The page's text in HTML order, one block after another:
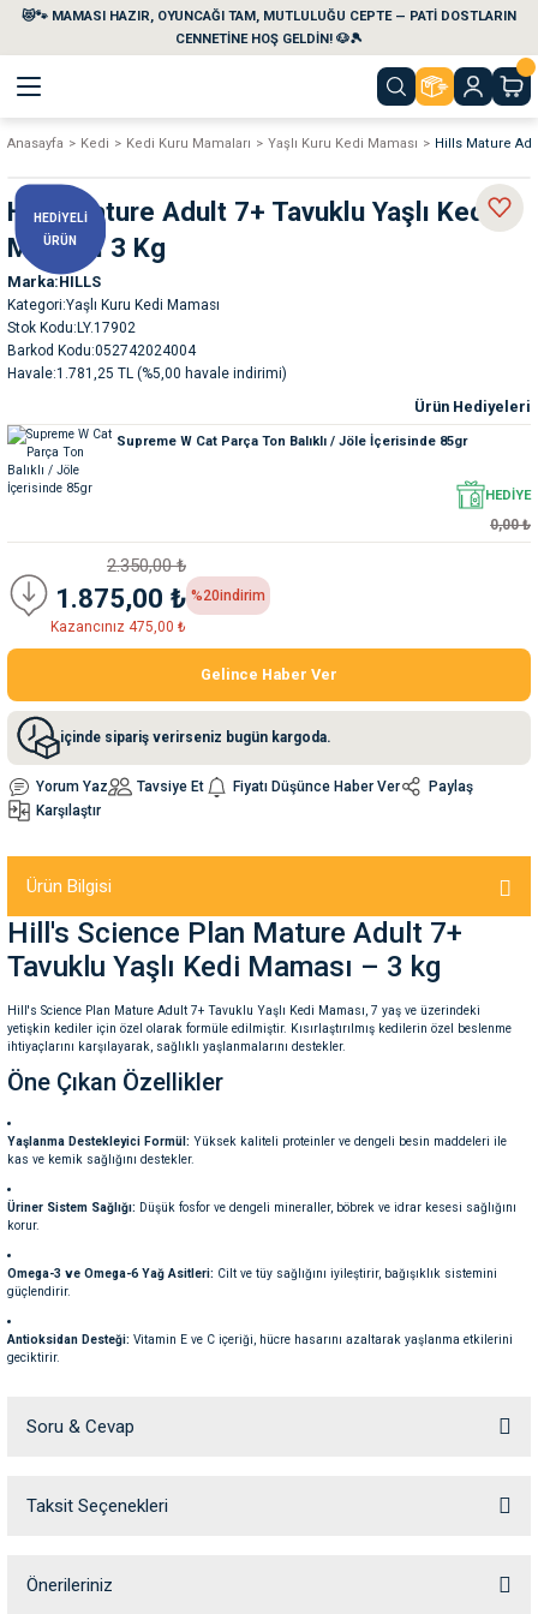
😻🐾 MAMASI HAZIR, OYUNCAĞI TAM, MUTLULUĞU CEPTE — PATİ DOSTLARIN
CENNETİNE HOŞ GELDİN! 🐶🎾
Geri Dön
Temizlik
Ek Besinler
Kapları
Geri Dön
Temizlik Ürünleri
Su Kabları
Kemikleri
Seyahat Ürünleri
Ek Besinleri
Geri Dön
Geri Dön
Geri Dön
Geri Dön
Anasayfa Kedi Kedi Kuru Mamaları Yaşlı Kuru Kedi Maması Hills Mature
HEDİYELİ
ÜRÜN
Hills Mature Adult 7+ Tavuklu Yaşlı Kedi
Maması 3 Kg
Marka HILLS
Kategori Yaşlı Kuru Kedi Maması
Stok Kodu LY.17902
Barkod Kodu 052742024004
Havale 1.781,25 TL (%5,00 havale indirimi)
Ürün Hediyeleri
Supreme W Cat Parça Ton Balıklı / Jöle İçerisinde 85gr
HEDİYE
0,00 ₺
2.350,00 ₺
1.875,00 ₺
Kazancınız 475,00 ₺
%20indirim
Gelince Haber Ver
içinde sipariş verirseniz bugün kargoda.
Yorum Yaz Tavsiye Et Fiyatı Düşünce Haber Ver
Paylaş
Karşılaştır
Ürün Bilgisi
Hill's Science Plan Mature Adult 7+
Tavuklu Yaşlı Kedi Maması – 3 kg
Hill's Science Plan Mature Adult 7+ Tavuklu Yaşlı Kedi Maması, 7 yaş ve üzerindeki
yetişkin kediler için özel olarak formüle edilmiştir.
Kısırlaştırılmış kedilerin özel beslenme
ihtiyaçlarını karşılayarak, sağlıklı yaşlanmalarını destekler.
Öne Çıkan Özellikler
Yaşlanma Destekleyici Formül: Yüksek kaliteli proteinler ve dengeli besin maddeleri ile
kas ve kemik sağlığını destekler.
Üriner Sistem Sağlığı: Düşük fosfor ve dengeli mineraller, böbrek ve idrar kesesi sağlığını
korur.
Omega-3 ve Omega-6 Yağ Asitleri: Cilt ve tüy sağlığını iyileştirir, bağışıklık sistemini
güçlendirir.
Antioksidan Desteği: Vitamin E ve C içeriği, hücre hasarını azaltarak yaşlanma etkilerini
geciktirir.
mısır glüten unu, hayvansal yağ, kırık pirinç,
Protein: %30,8
Soru & Cevap
Ürün hakkında henüz soru sorulmamış.
Taksit Seçenekleri
Önerileriniz